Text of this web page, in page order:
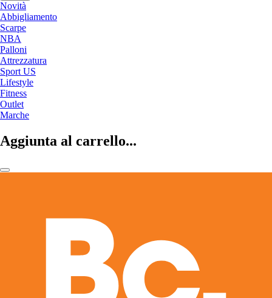
Novità
Abbigliamento
Scarpe
NBA
Palloni
Attrezzatura
Sport US
Lifestyle
Fitness
Outlet
Marche
Aggiunta al carrello...